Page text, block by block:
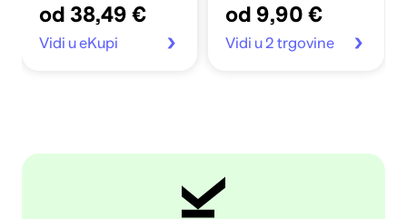
od 38,49 €
Vidi u eKupi
od 9,90 €
Vidi u 2 trgovine